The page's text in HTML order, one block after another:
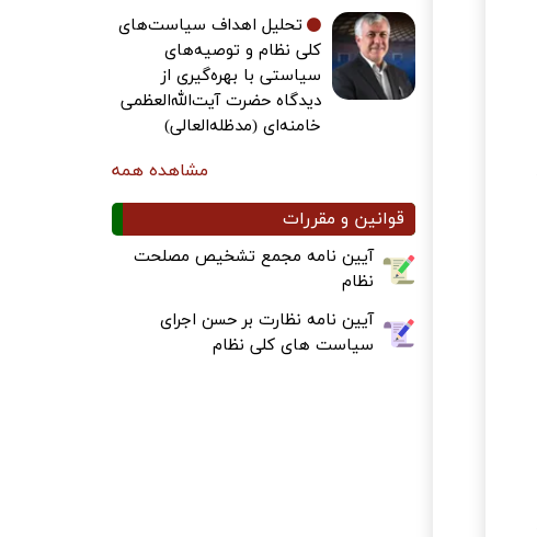
تحلیل اهداف سیاست‌های
کلی نظام و توصیه‌های
سیاستی با بهره‌گیری از
دیدگاه حضرت آیت‌الله‌العظمی
خامنه‌ای (مدظله‌العالی)
مشاهده همه
قوانین و مقررات
آیین نامه مجمع تشخیص مصلحت
نظام
آیین نامه نظارت بر حسن اجرای
سیاست های کلی نظام